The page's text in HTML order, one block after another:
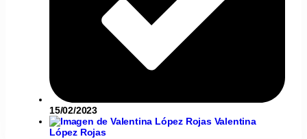
15/02/2023
Valentina
López Rojas